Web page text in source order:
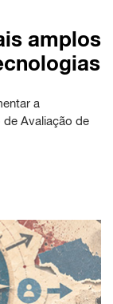
amplos
a
Avaliação de